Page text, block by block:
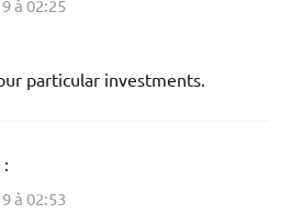
à 02:25
particular investments.
à 02:53